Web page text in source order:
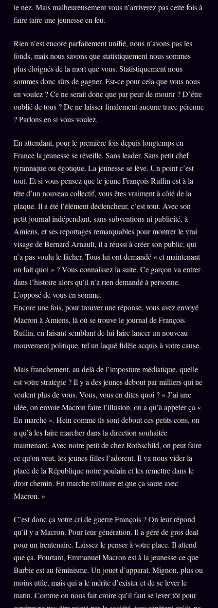
SOCIÉTÉ DES AMIS
L'Association ★
S'abonner GRATUIT
Cercle Privé 30€/M
Témoignages85 000
Bienvenue nouveau membre
Manifeste pricing
Se connecter
Z/S SYSTEMS LINEAGE 10 ANS
z/S SYSTEMS2026
BRAINS MODELS
GENERIC ARCHITECTS2018
Archives SMK 26 TRANSM.
SMK Manifeste
Gossip Manifeste
Gossip Pacte
Infofiction
Prophétie confirmée
ÉDITORIAL ÉQUIPE + AUTEURS
À propos
Founders
Équipe
Auteurs
Who is who
Qui baise qui +18
Signatures
Charte éditoriale
Studios
le nez. Mais malheureusement vous n’arriverez pas cette fois à
faire taire une jeunesse en feu.
Rien n’est encore parfaitement unifié, nous n’avons pas les
fonds, mais nous savons que statistiquement nous sommes
plus éloignés de la mort que vous. Statistiquement nous
sommes donc sûrs de gagner. Est-ce pour cela que vous nous
en voulez ? Ce ne serait donc que par peur de mourir ? D’être
oublié de tous ? De ne laisser finalement aucune trace pérenne
? Parlons en si vous voulez.
En attendant, pour le première fois depuis longtemps en
France la jeunesse se réveille. Sans leader. Sans petit chef
tyrannique ou égotique. La jeunesse se lève. Un point c’est
tout. Et si vous pensez que le jeune François Ruffin est à la
tête d’un nouveau collectif, vous êtes vraiment à côté de la
plaque. Il a été l’élément déclencheur, c’est tout. Avec son
petit journal indépendant, sans subventions ni publicité, à
Amiens, et ses reportages remarquables pour montrer le vrai
visage de Bernard Arnault, il a réussi à créer son public, qui
n’a pas voulu le lâcher. Tous lui ont demandé « et maintenant
on fait quoi » ? Vous connaissez la suite. Ce garçon va entrer
dans l’histoire alors qu’il n’a rien demandé à personne.
L’opposé de vous en somme.
Encore une fois, pour trouver une réponse, vous avez envoyé
Macron à Amiens, là où se trouve le journal de François
Ruffin, en faisant semblant de lui faire lancer un nouveau
mouvement politique, tel un laqué fidèle acquis à votre cause.
Mais franchement, au delà de l’imposture médiatique, quelle
est votre stratégie ? Il y a des jeunes debout par milliers qui ne
veulent plus de vous. Vous, vous en dites quoi ? « J’ai une
idée, on envoie Macron faire l’illusion, on a qu’à appeler ça «
En marche ». Hein comme ils sont debout ces petits cons, on
a qu’à les faire marcher dans la direction souhaitée
maintenant. Avec notre petit de chez Rothschild, on peut faire
ce qu’on veut, les jeunes filles l’adorent. Il va nous vider la
place de la République notre poulain et les remettre dans le
droit chemin. En marche militaire et que ça saute avec
Macron. »
C’est donc ça votre cri de guerre François ? On leur répond
qu’il y a Macron. Pour leur génération. Il a géré de gros deal
pour un trentenaire. Laissez le penser à votre place. Il attend
que ça. Pourtant, Emmanuel Macron est à la jeunesse ce que
Barbie est au féminisme. Un jouet d’apparat. Mignon, plus ou
moins utile, mais qui a le mérite d’exister et de se lever le
matin. Comme on nous fait croire qu’il faut se lever tôt pour